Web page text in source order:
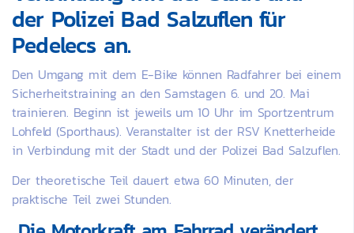
der Polizei Bad Salzuflen für
Pedelecs an.
Den Umgang mit dem E-Bike können Radfahrer bei einem
Sicherheitstraining an den Samstagen 6. und 20. Mai
trainieren. Beginn ist jeweils um 10 Uhr im Sportzentrum
Lohfeld (Sporthaus). Veranstalter ist der RSV Knetterheide
in Verbindung mit der Stadt und der Polizei Bad Salzuflen.
Der theoretische Teil dauert etwa 60 Minuten, der
praktische Teil zwei Stunden.